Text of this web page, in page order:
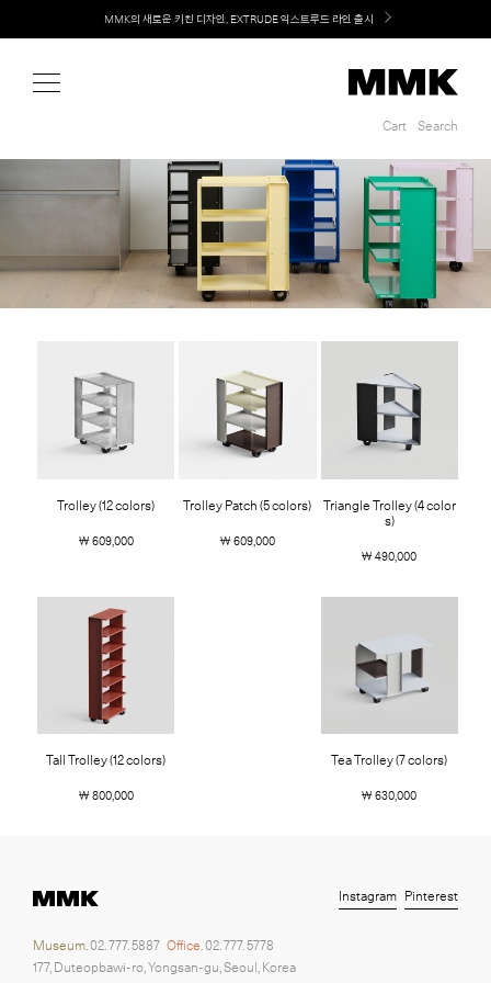
MMK의 새로운 키친 디자인, EXTRUDE 익스트루드 라인 출시
LG 가전과 MMK 키친의 만남. 지금 바로 확인해보세요.
Cart Search
Trolley (12 colors)
￦ 609,000
Trolley Patch (5 colors)
￦ 609,000
Triangle Trolley (4 color
s)
￦ 490,000
Tall Trolley (12 colors)
￦ 800,000
Tea Trolley (7 colors)
￦ 630,000
Museum. 02. 777. 5887 Office. 02. 777. 5778
177, Duteopbawi-ro, Yongsan-gu, Seoul, Korea
Instagram Pinterest